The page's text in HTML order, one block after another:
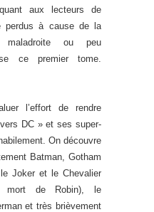
aux lecteurs de
perdus à cause de la
maladroite ou peu
ce premier tome.
l’effort de rendre
DC » et ses super-
On découvre
Batman, Gotham
Joker et le Chevalier
mort de Robin), le
et très brièvement